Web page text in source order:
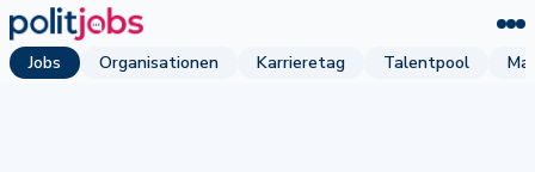
Jobs Organisationen Karrieretag Talentpool